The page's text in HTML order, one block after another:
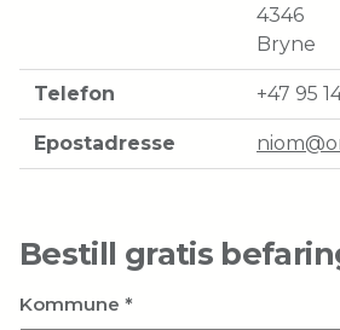
4346
Bryne
Telefon +47 95
Epostadresse
Bestill gratis
Kommune *